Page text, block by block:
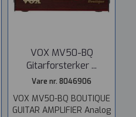
VOX MV50-BQ
Gitarforsterker ...
Vare nr. 8046906
VOX MV50-BQ BOUTIQUE
GUITAR AMPLIFIER Analog